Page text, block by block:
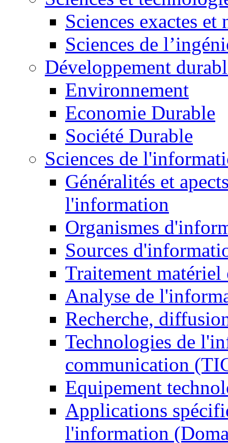
Sciences exactes et
Sciences de
Développement
Environnement
Economie Durable
Société Durable
Sciences de
Généralités et
l'information
Organismes
Sources
Traitement matériel
Analyse de
Recherche,
Technologies de
communication
Equipement
Applications
l'information